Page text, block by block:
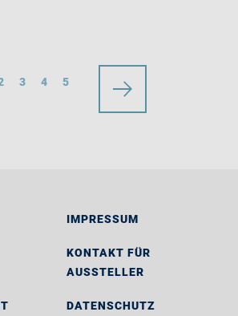
3 4 5
IMPRESSUM
KONTAKT FÜR
AUSSTELLER
DATENSCHUTZ